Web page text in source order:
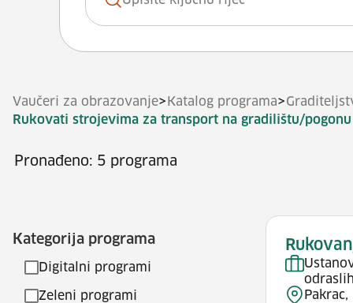
Ključna riječ
Vaučeri za obrazovanje> Katalog programa>
Rukovati strojevima za transport na gradilištu/
Pronađeno: 5 programa
Kategorija programa
Digitalni programi
Zeleni programi
Pakrac,